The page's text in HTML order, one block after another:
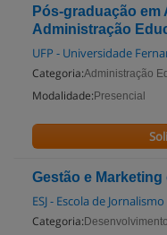
Pós-graduação
Administração
UFP - Universidade
Categoria:Administração
Modalidade: Presencial
Gestão e Marketing
ESJ - Escola de
Categoria: